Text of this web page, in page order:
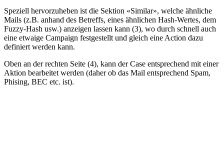
Speziell hervorzuheben ist die Sektion «Similar», welche ähnliche
Mails (z.B. anhand des Betreffs, eines ähnlichen Hash-Wertes, dem
Fuzzy-Hash usw.) anzeigen lassen kann (3), wo durch schnell auch
eine etwaige Campaign festgestellt und gleich eine Action dazu
definiert werden kann.
Oben an der rechten Seite (4), kann der Case entsprechend mit einer
Aktion bearbeitet werden (daher ob das Mail entsprechend Spam,
Phising, BEC etc. ist).